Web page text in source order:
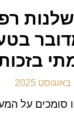
סומכים על